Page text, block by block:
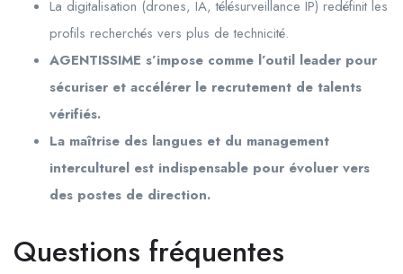
La digitalisation (drones, IA, télésurveillance IP) redéfinit les
profils recherchés vers plus de technicité.
AGENTISSIME s’impose comme l’outil leader pour
sécuriser et accélérer le recrutement de talents
vérifiés.
La maîtrise des langues et du management
interculturel est indispensable pour évoluer vers
des postes de direction.
Questions fréquentes